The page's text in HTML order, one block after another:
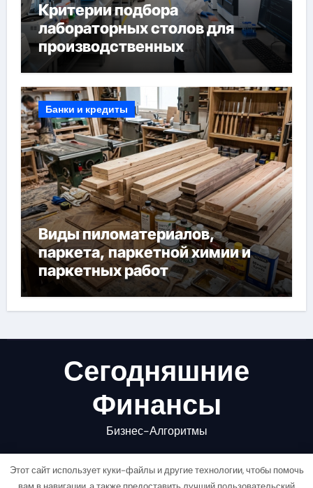
Критерии подбора
лабораторных столов для
производственных
лабораторий
Банки и кредиты
Виды пиломатериалов,
паркета, паркетной химии и
паркетных работ
Сегодняшние
Финансы
Бизнес-Алгоритмы
Этот сайт использует куки-файлы и другие технологии, чтобы помочь